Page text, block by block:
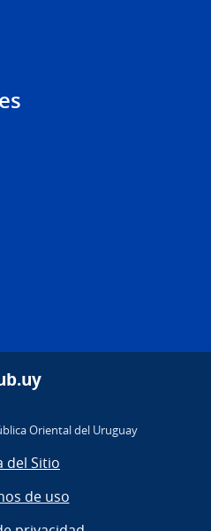
Oriental del Uruguay
del Sitio
de uso